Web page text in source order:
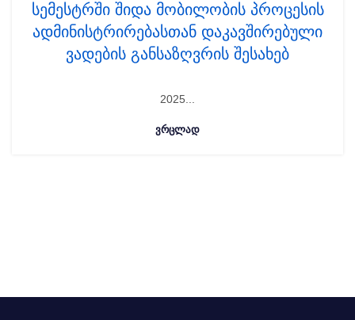
სემესტრში შიდა მობილობის პროცესის
ადმინისტრირებასთან დაკავშირებული
ვადების განსაზღვრის შესახებ
2025...
ᲕᲠᲪᲚᲐᲓ